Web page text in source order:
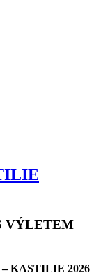
VÝLETEM
KASTILIE 2026